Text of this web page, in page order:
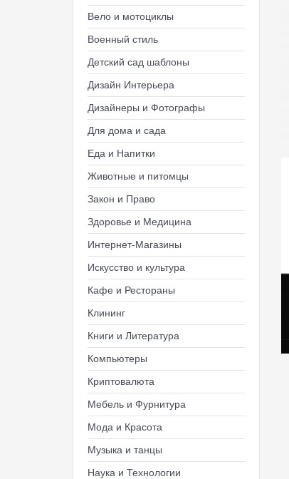
Вело и мотоциклы
Военный стиль
Детский сад шаблоны
Дизайн Интерьера
Дизайнеры и Фотографы
Для дома и сада
Еда и Напитки
Животные и питомцы
Закон и Право
Здоровье и Медицина
Интернет-Магазины
Искусство и культура
Кафе и Рестораны
Клининг
Книги и Литература
Компьютеры
Криптовалюта
Мебель и Фурнитура
Мода и Красота
Музыка и танцы
Наука и Технологии